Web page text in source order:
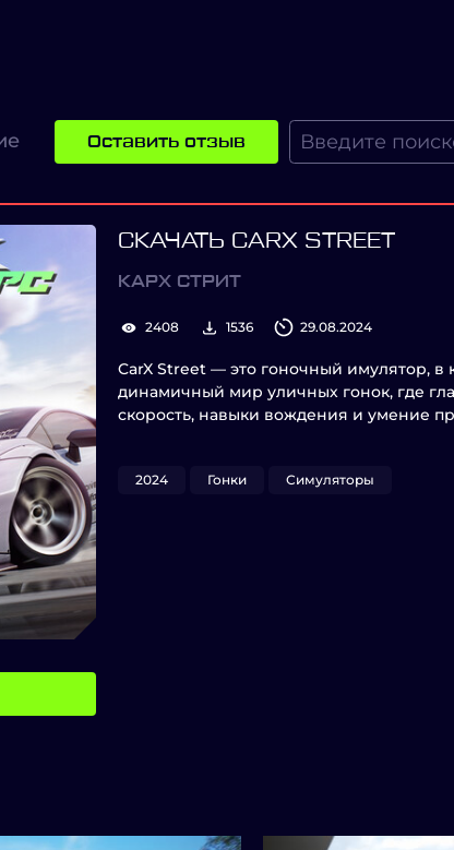
Оставить отзыв
СКАЧАТЬ CARX STREET
КАРХ СТРИТ
2408 1536 29.08.2024
CarX Street — это гоночный имулятор, в
динамичный мир уличных гонок, где
скорость, навыки вождения и умение
2024 Гонки Симуляторы